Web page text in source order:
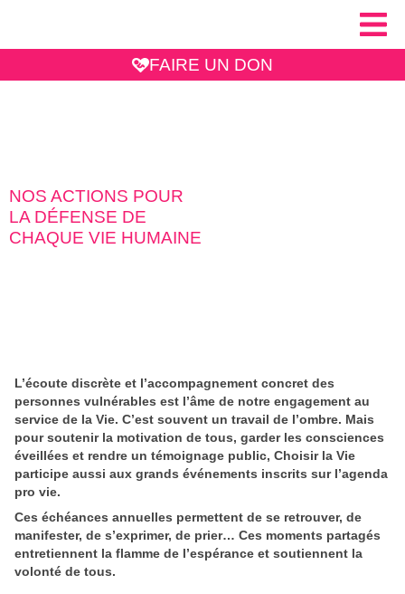
FAIRE UN DON
NOS ACTIONS POUR
LA DÉFENSE DE
CHAQUE VIE HUMAINE
L’écoute discrète et l’accompagnement concret des
personnes vulnérables est l’âme de notre engagement au
service de la Vie. C’est souvent un travail de l’ombre. Mais
pour soutenir la motivation de tous, garder les consciences
éveillées et rendre un témoignage public, Choisir la Vie
participe aussi aux grands événements inscrits sur l’agenda
pro vie.
Ces échéances annuelles permettent de se retrouver, de
manifester, de s’exprimer, de prier… Ces moments partagés
entretiennent la flamme de l’espérance et soutiennent la
volonté de tous.